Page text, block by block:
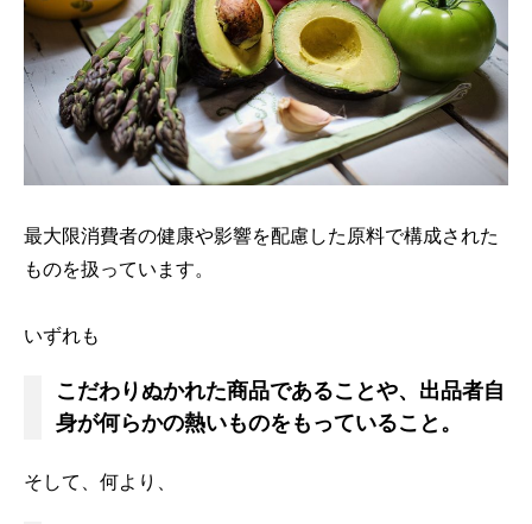
最大限消費者の健康や影響を配慮した原料で構成された
ものを扱っています。
いずれも
こだわりぬかれた商品であることや、出品者自
身が何らかの熱いものをもっていること。
そして、何より、